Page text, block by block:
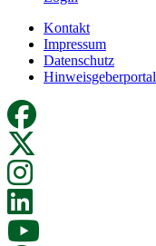
Kontakt
Impressum
Datenschutz
Hinweisgeberportal